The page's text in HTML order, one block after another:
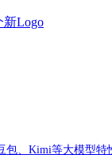
新Logo
包、Kimi等大模型特